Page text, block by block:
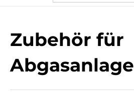
Zubehör für
Abgasanlage